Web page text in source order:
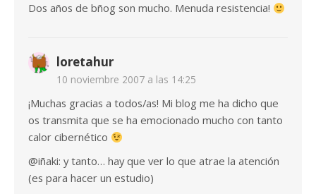
Dos años de bñog son mucho. Menuda resistencia!
loretahur
10 noviembre 2007 a las 14:25
¡Muchas gracias a todos/as! Mi blog me ha dicho que
os transmita que se ha emocionado mucho con tanto
calor cibernético
@iñaki: y tanto… hay que ver lo que atrae la atención
(es para hacer un estudio)